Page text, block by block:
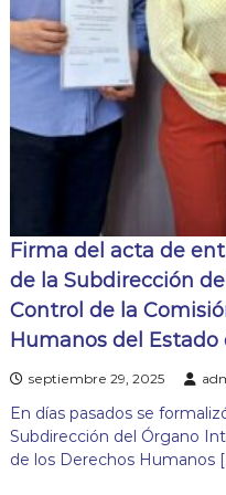
Firma del acta de
de la Subdirección
Control de la
Humanos del
septiembre 29, 2025
En días pasados se
Subdirección del Órgano
de los Derechos Humanos